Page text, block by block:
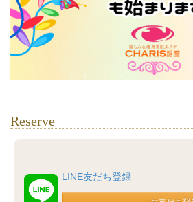
Reserve
LINE友だち登録